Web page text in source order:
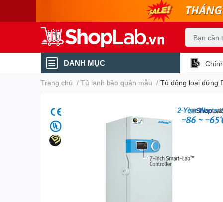
DANH MỤC
Trang chủ / Tủ lạnh bảo quản mẫu / Tủ đông loại đứng